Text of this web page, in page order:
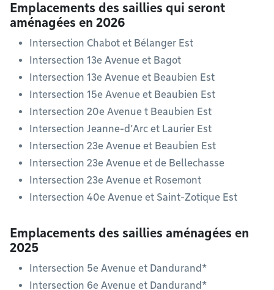
Emplacements des saillies qui seront
aménagées en 2026
Intersection Chabot et Bélanger Est
Intersection 13e Avenue et Bagot
Intersection 13e Avenue et Beaubien Est
Intersection 15e Avenue et Beaubien Est
Intersection 20e Avenue t Beaubien Est
Intersection Jeanne-d’Arc et Laurier Est
Intersection 23e Avenue et Beaubien Est
Intersection 23e Avenue et de Bellechasse
Intersection 23e Avenue et Rosemont
Intersection 40e Avenue et Saint-Zotique Est
Emplacements des saillies aménagées en
2025
Intersection 5e Avenue et Dandurand*
Intersection 6e Avenue et Dandurand*